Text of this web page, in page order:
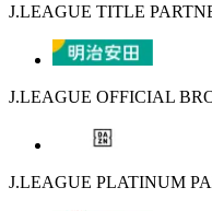
J.LEAGUE TITLE
J.LEAGUE OFFICIAL
J.LEAGUE PLATINUM